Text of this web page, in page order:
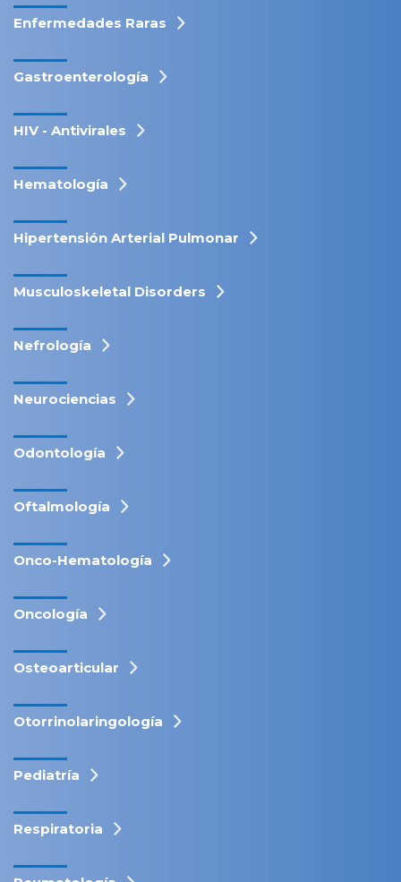
Enfermedades Raras
Gastroenterología
HIV - Antivirales
Hematología
Hipertensión Arterial Pulmonar
Musculoskeletal Disorders
Nefrología
Neurociencias
Odontología
Oftalmología
Onco-Hematología
Oncología
Osteoarticular
Otorrinolaringología
Pediatría
Respiratoria